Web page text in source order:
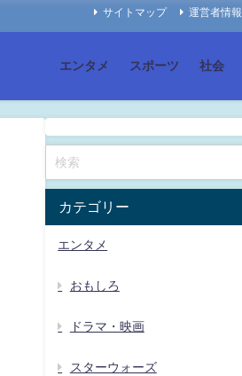
サイトマップ 運営者情報
エンタメ スポーツ 社会
カテゴリー
エンタメ
おもしろ
ドラマ・映画
スターウォーズ